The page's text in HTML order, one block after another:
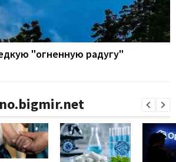
"огненную радугу"